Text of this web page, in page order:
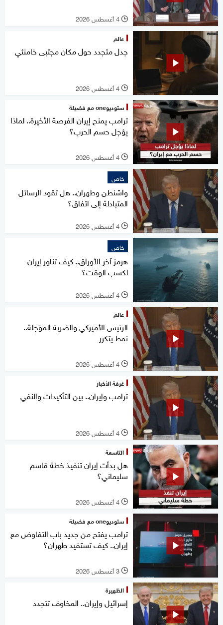
l 4 أغسطس 2026
عالم
جدل متجدد حول مكان مجتبى خامنئي
l 4 أغسطس 2026
ستوديوone مع فضيلة
ترامب يمنح إيران الفرصة الأخيرة.. لماذا
يؤجل حسم الحرب؟
l 4 أغسطس 2026
خاص
واشنطن وطهران.. هل تقود الرسائل
المتبادلة إلى اتفاق؟
l 4 أغسطس 2026
خاص
هرمز آخر الأوراق.. كيف تناور إيران
لكسب الوقت؟
l 4 أغسطس 2026
عالم
الرئيس الأميركي والضربة المؤجلة..
نمط يتكرر
l 4 أغسطس 2026
غرفة الأخبار
ترامب وإيران.. بين التأكيدات والنفي
l 4 أغسطس 2026
التاسعة
هل بدأت إيران تنفيذ خطة قاسم
سليماني؟
l 4 أغسطس 2026
ستوديوone مع فضيلة
ترامب يفتح من جديد باب التفاوض مع
إيران.. كيف تستفيد طهران؟
l 3 أغسطس 2026
الظهيرة
إسرائيل وإيران.. المخاوف تتجدد